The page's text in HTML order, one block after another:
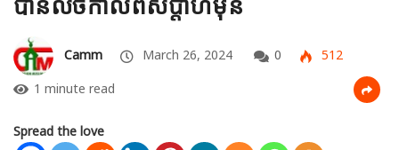
Camm March 26, 2024 0
512
1 minute read
Spread the love